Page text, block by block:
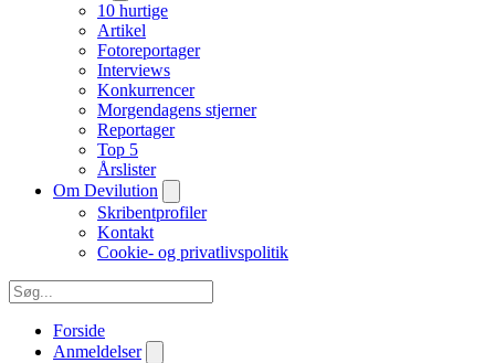
10 hurtige
Artikel
Fotoreportager
Interviews
Konkurrencer
Morgendagens stjerner
Reportager
Top 5
Årslister
Om Devilution
Skribentprofiler
Kontakt
Cookie- og privatlivspolitik
Forside
Anmeldelser